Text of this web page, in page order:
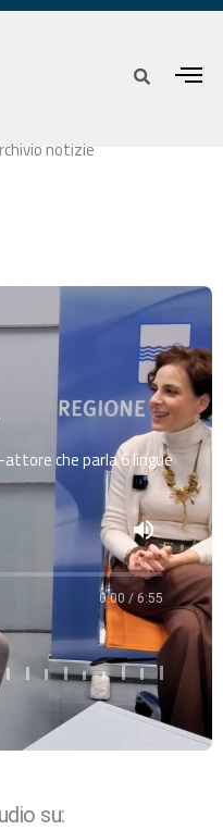
notizie
attore che parla 6 lingue
volume_up
0:00 / 6:55
su: